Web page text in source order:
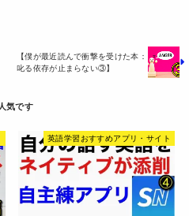
【僕が最近読んで衝撃を受けた本：
叱る依存が止まらない③】
英語学習おすすめアプリ・サイト